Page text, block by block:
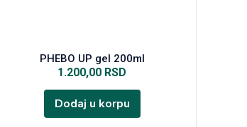
PHEBO UP gel 200ml
1.200,00 RSD
Dodaj u korpu